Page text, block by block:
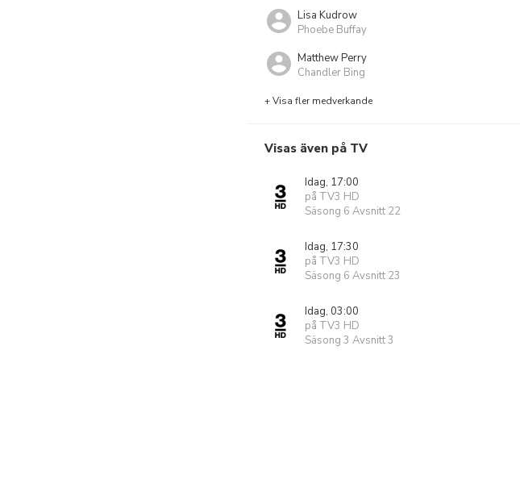
Lisa Kudrow
Phoebe Buffay
Matthew Perry
Chandler Bing
+ Visa fler medverkande
Visas även på TV
Idag, 17:00
på TV3 HD
Säsong 6 Avsnitt 22
Idag, 17:30
på TV3 HD
Säsong 6 Avsnitt 23
Idag, 03:00
på TV3 HD
Säsong 3 Avsnitt 3